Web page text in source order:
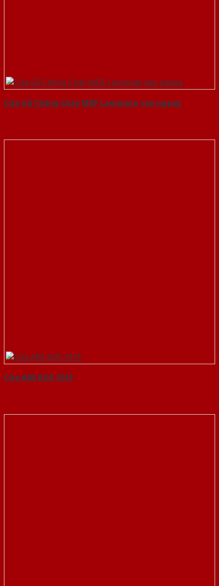
Cửa Gỗ Chống Cháy MDF Laminate van ngang
Cửa ABS KOS 101E